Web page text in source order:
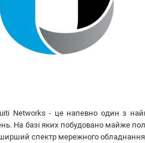
Networks - це напевно один з
На базі яких побудовано майже
спектр мережного